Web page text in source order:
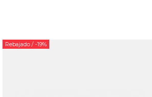
Rebajado / -19%